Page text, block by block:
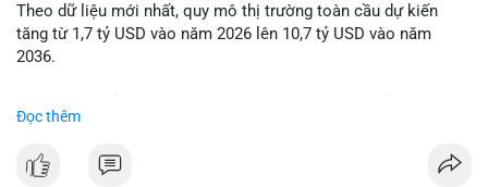
Lời khuyên: Nhà đầu tư nhỏ lẻ nên quan sát thêm 2-4 giờ sau
khi giao dịch được xác nhận, tránh hành động theo cảm xúc.
ưu tiên quản trị rủi ro trong giai đoạn biến động mạnh.
#btcmempool65k
Theo dữ liệu mới nhất, quy mô thị trường toàn cầu dự kiến
tăng từ 1,7 tỷ USD vào năm 2026 lên 10,7 tỷ USD vào năm
2036.
hàng năm (CAGR) ấn tượng lên tới 20,2%.
Điều gì đang thúc đẩy sự tăng trưởng vượt bậc này? Hãy cùng
Đọc thêm